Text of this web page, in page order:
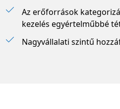
Az erőforrások
kezelés egyértelműbbé
Nagyvállalati szintű